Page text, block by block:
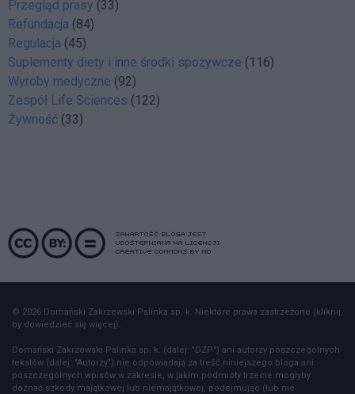
Przegląd prasy (33)
Refundacja (84)
Regulacja (45)
Suplementy diety i inne środki spożywcze (116)
Wyroby medyczne (92)
Zespół Life Sciences (122)
Żywność (33)
© 2026 Domański Zakrzewski Palinka sp. k. Niektóre prawa zastrzeżone (kliknij,
by dowiedzieć się więcej).
Domański Zakrzewski Palinka sp. k. (dalej: "DZP") ani autorzy poszczególnych
tekstów (dalej: "Autorzy") nie odpowiadają za treść niniejszego bloga ani
poszczególnych wpisów w zakresie, w jakim podmioty trzecie mogłyby
doznać szkody majątkowej lub niemajątkowej, podejmując (lub nie